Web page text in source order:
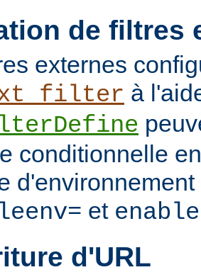
de filtres
externes
à
conditionnelle
et
d'URL